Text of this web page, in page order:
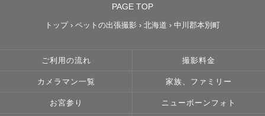
PAGE TOP
トップ › ペットの出張撮影 › 北海道 › 中川郡本別町
ご利用の流れ 撮影料金
カメラマン一覧 家族、ファミリー
お宮参り ニューボーンフォト